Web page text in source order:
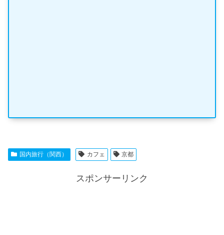
国内旅行（関西） カフェ 京都
スポンサーリンク